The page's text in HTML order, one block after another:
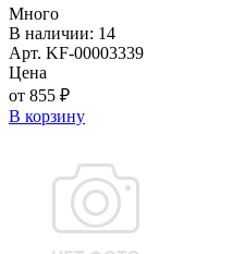
Много
В наличии: 14
Арт. KF-00003339
Цена
от 855 ₽
В корзину